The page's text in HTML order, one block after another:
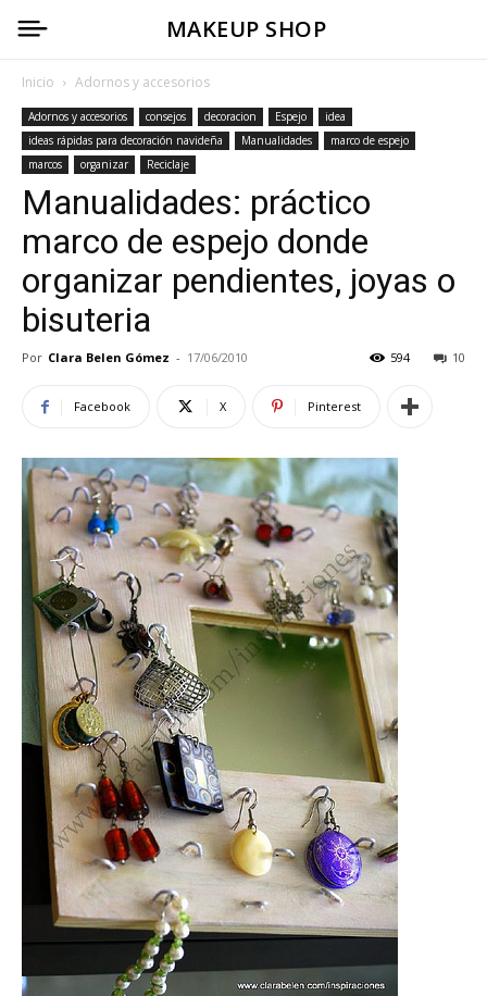
MAKEUP SHOP
Inicio Adornos y accesorios
Adornos y accesorios consejos decoracion Espejo
idea
ideas rápidas para decoración navideña
Manualidades
marco de espejo
marcos
organizar Reciclaje
Manualidades: práctico
marco de espejo donde
organizar pendientes, joyas o
bisuteria
Por Clara Belen Gómez - 17/06/2010 10
594
Facebook X Pinterest